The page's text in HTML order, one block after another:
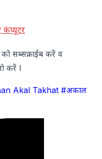
कंप्यूटर
सब्सक्राईब करें व
करें l
Akal Takhat #अकाल